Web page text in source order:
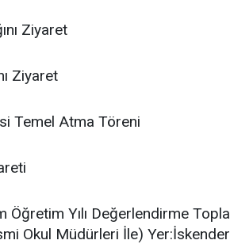
Ziyaret
Ziyaret
Temel Atma Töreni
Yılı Değerlendirme
Okul Müdürleri İle)